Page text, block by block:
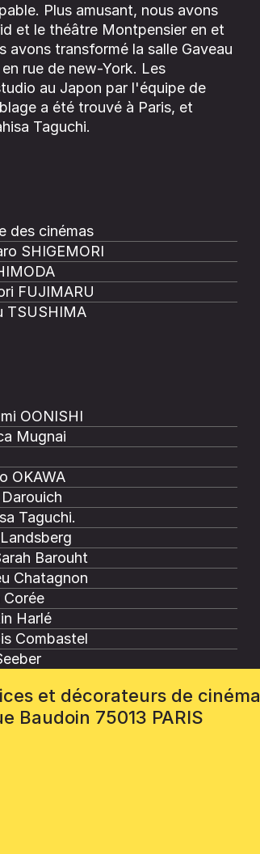
Plus amusant, nous avons
et le théâtre Montpensier en et
avons transformé la salle Gaveau
rue de new-York. Les
au Japon par l'équipe de
a été trouvé à Paris, et
Taguchi.
des cinémas
SHIGEMORI
FUJIMARU
TSUSHIMA
OONISHI
Mugnai
OKAWA
Taguchi.
Barouht
Chatagnon
Corée
Harlé
Combastel
et décorateurs de cinéma
Baudoin 75013 PARIS